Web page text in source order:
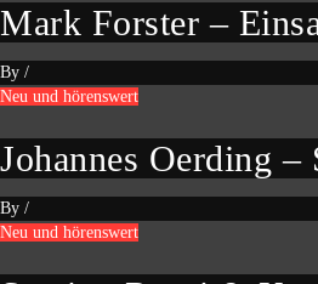
Mark Forster –
By /
Neu und hörenswert
Johannes Oerding –
By /
Neu und hörenswert